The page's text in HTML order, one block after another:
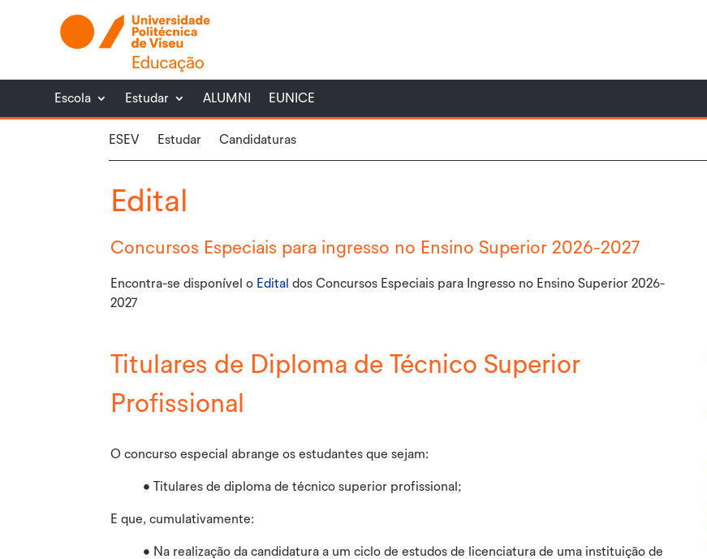
Escola Estudar ALUMNI EUNICE
ESEV Estudar Candidaturas
Edital
Concursos Especiais para ingresso no Ensino Superior 2026-2027
Encontra-se disponível o Edital dos Concursos Especiais para Ingresso no Ensino Superior 2026-
2027
Titulares de Diploma de Técnico Superior
Profissional
O concurso especial abrange os estudantes que sejam:
• Titulares de diploma de técnico superior profissional;
E que, cumulativamente:
• Na realização da candidatura a um ciclo de estudos de licenciatura de uma instituição de